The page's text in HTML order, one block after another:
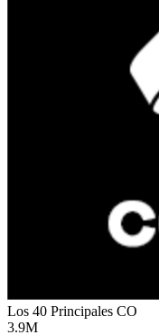
Los 40 Principales CO
3.9M